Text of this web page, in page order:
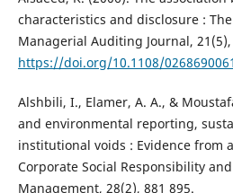
characteristics and disclosure :
Managerial Auditing Journal, 21(5),
https://doi.org/10.1108/
Alshbili, I., Elamer, A. A., &
and environmental reporting,
institutional voids : Evidence from
Corporate Social Responsibility
Management, 28(2), 881 895.